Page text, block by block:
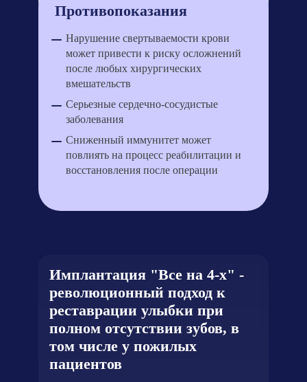
Противопоказания
Нарушение свертываемости крови
может привести к риску осложнений
после любых хирургических
вмешательств
Серьезные сердечно-сосудистые
заболевания
Сниженный иммунитет может
повлиять на процесс реабилитации и
восстановления после операции
Имплантация "Все на 4-х" -
революционный подход к
реставрации улыбки при
полном отсутствии зубов, в
том числе у пожилых
пациентов